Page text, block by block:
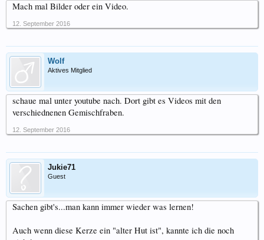
Mach mal Bilder oder ein Video.
12. September 2016
Wolf
Aktives Mitglied
schaue mal unter youtube nach. Dort gibt es Videos mit den
verschiednenen Gemischfraben.
12. September 2016
Jukie71
Guest
Sachen gibt's...man kann immer wieder was lernen!
Auch wenn diese Kerze ein "alter Hut ist", kannte ich die noch